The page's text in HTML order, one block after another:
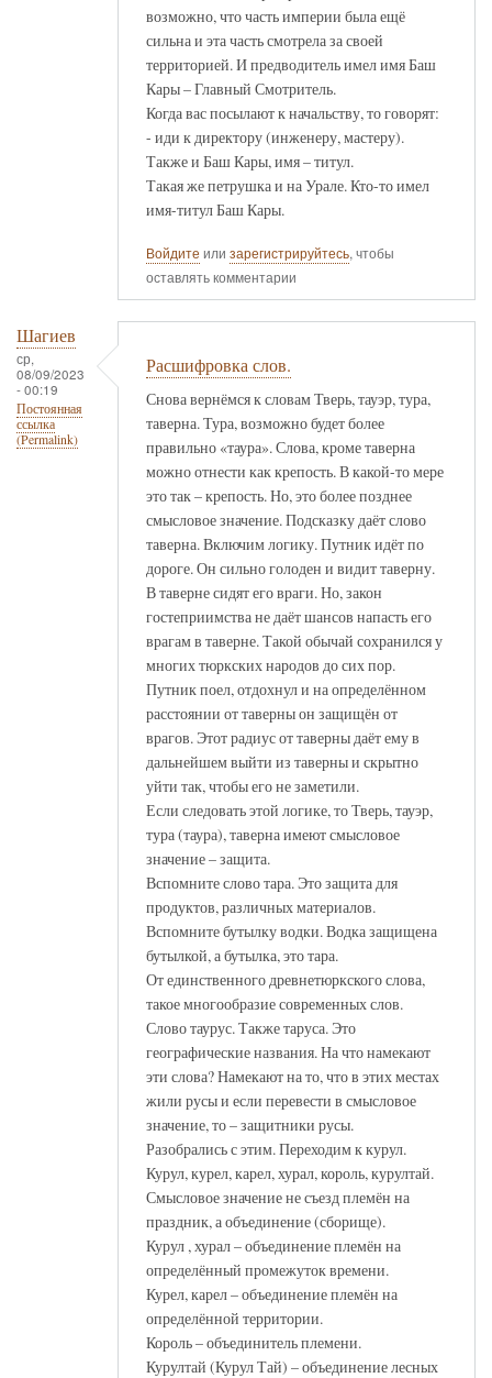
возможно, что часть империи была ещё
сильна и эта часть смотрела за своей
территорией. И предводитель имел имя Баш
Кары – Главный Смотритель.
Когда вас посылают к начальству, то говорят:
- иди к директору (инженеру, мастеру).
Также и Баш Кары, имя – титул.
Такая же петрушка и на Урале. Кто-то имел
имя-титул Баш Кары.
Войдите или зарегистрируйтесь, чтобы
оставлять комментарии
Шагиев
ср,
08/09/2023
- 00:19
Постоянная
ссылка
(Permalink)
Расшифровка слов.
Снова вернёмся к словам Тверь, тауэр, тура,
таверна. Тура, возможно будет более
правильно «таура». Слова, кроме таверна
можно отнести как крепость. В какой-то мере
это так – крепость. Но, это более позднее
смысловое значение. Подсказку даёт слово
таверна. Включим логику. Путник идёт по
дороге. Он сильно голоден и видит таверну.
В таверне сидят его враги. Но, закон
гостеприимства не даёт шансов напасть его
врагам в таверне. Такой обычай сохранился у
многих тюркских народов до сих пор.
Путник поел, отдохнул и на определённом
расстоянии от таверны он защищён от
врагов. Этот радиус от таверны даёт ему в
дальнейшем выйти из таверны и скрытно
уйти так, чтобы его не заметили.
Если следовать этой логике, то Тверь, тауэр,
тура (таура), таверна имеют смысловое
значение – защита.
Вспомните слово тара. Это защита для
продуктов, различных материалов.
Вспомните бутылку водки. Водка защищена
бутылкой, а бутылка, это тара.
От единственного древнетюркского слова,
такое многообразие современных слов.
Слово таурус. Также таруса. Это
географические названия. На что намекают
эти слова? Намекают на то, что в этих местах
жили русы и если перевести в смысловое
значение, то – защитники русы.
Разобрались с этим. Переходим к курул.
Курул, курел, карел, хурал, король, курултай.
Смысловое значение не съезд племён на
праздник, а объединение (сборище).
Курул , хурал – объединение племён на
определённый промежуток времени.
Курел, карел – объединение племён на
определённой территории.
Король – объединитель племени.
Курултай (Курул Тай) – объединение лесных